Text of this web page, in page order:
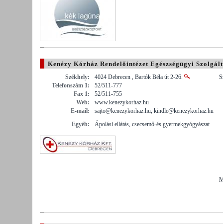
Kenézy Kórház Rendelőintézet Egészségügyi
Székhely:
4024 Debrecen , Bartók Béla út 2-26.
Telefonszám 1:
52/511-777
Fax 1:
52/511-755
Web:
www.kenezykorhaz.hu
E-mail:
sajto@kenezykorhaz.hu, kindle@kenezykorhaz.hu
Egyéb:
Ápolási ellátás, csecsemő-és gyermekgyógyászat